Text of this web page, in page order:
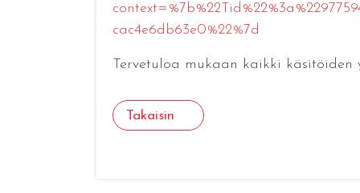
cac4e6db63e0%22%7d
Tervetuloa mukaan kaikki käsitöiden
Takaisin